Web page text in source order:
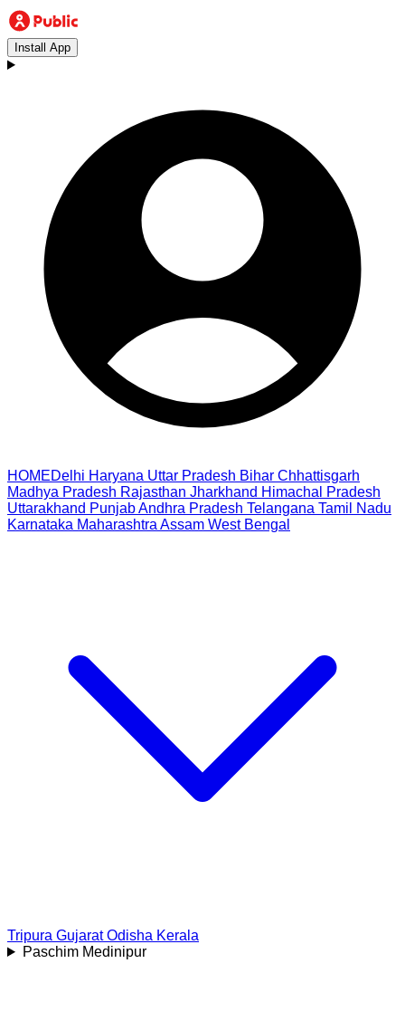
Install App
HOMEDelhi Haryana Uttar Pradesh Bihar Chhattisgarh
Madhya Pradesh Rajasthan Jharkhand Himachal Pradesh
Uttarakhand PunjabAndhra Pradesh Telangana Tamil Nadu
Karnataka Maharashtra Assam West Bengal
Tripura Gujarat Odisha Kerala
Paschim Medinipur